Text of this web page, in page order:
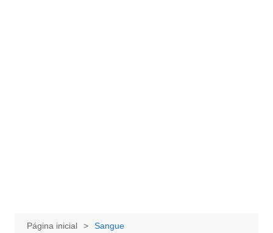
Página inicial Sangue